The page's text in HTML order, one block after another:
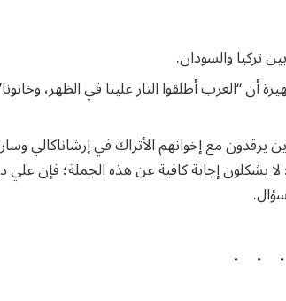
تركيا والسودان.
أن “العرب أطلقوا النار علينا في الظهر،
يرقدون مع إخوانهم الأتراك في إرشاناكالي
يشكلون إجابة كافية عن هذه الجملة؛ فإن علي